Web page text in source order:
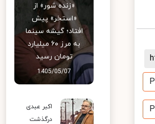
«زنده شور» از
«استخر» پیش
افتاد؛ گیشه سینما
به مرز ۶۰ میلیارد
تومان رسید
1405/05/07
اکبر عبدی
درگذشت